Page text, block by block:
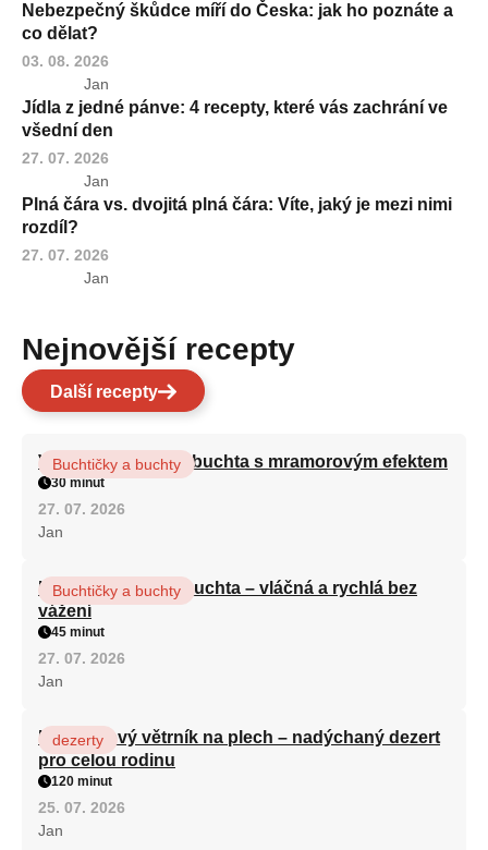
Nebezpečný škůdce míří do Česka: jak ho poznáte a
co dělat?
03. 08. 2026
Jan
Jídla z jedné pánve: 4 recepty, které vás zachrání ve
všední den
27. 07. 2026
Jan
Plná čára vs. dvojitá plná čára: Víte, jaký je mezi nimi
rozdíl?
27. 07. 2026
Jan
Nejnovější recepty
Další recepty
Vláčná olejová litá buchta s mramorovým efektem
Buchtičky a buchty
30 minut
27. 07. 2026
Jan
Hrnková maková buchta – vláčná a rychlá bez
vážení
Buchtičky a buchty
45 minut
27. 07. 2026
Jan
Karamelový větrník na plech – nadýchaný dezert
pro celou rodinu
dezerty
120 minut
25. 07. 2026
Jan